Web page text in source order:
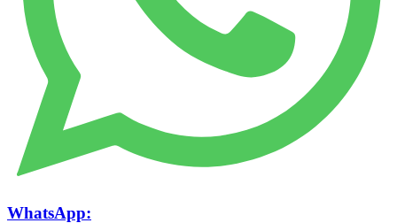
WhatsApp: